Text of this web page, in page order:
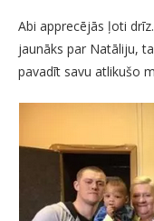
Abi apprecējās ļoti
jaunāks par Natāliju,
pavadīt savu atlikušo